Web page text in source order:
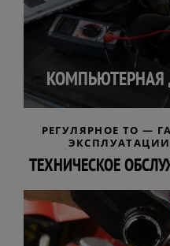
КОМПЬЮТЕРНАЯ
РЕГУЛЯРНОЕ ТО —
ТЕХНИЧЕСКОЕ